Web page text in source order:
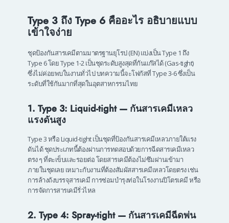
Type 3 ถึง Type 6 คืออะไร อธิบายแบบ
เข้าใจง่าย
ชุดป้องกันสารเคมีตามมาตรฐานยุโรป (EN) แบ่งเป็น Type 1 ถึง
Type 6 โดย Type 1-2 เป็นชุดระดับสูงสุดที่กันแก๊สได้ (Gas-tight)
ซึ่งไม่ค่อยพบในงานทั่วไป บทความนี้จะโฟกัสที่ Type 3-6 ซึ่งเป็น
ระดับที่ใช้กันมากที่สุดในอุตสาหกรรมไทย
1. Type 3: Liquid-tight — กันสารเคมีเหลว
แรงดันสูง
Type 3 หรือ Liquid-tight เป็นชุดที่ป้องกันสารเคมีเหลวภายใต้แรง
ดันได้ ชุดประเภทนี้ต้องผ่านการทดสอบด้วยการฉีดสารเคมีเหลว
ตรง ๆ ที่ตะเข็บและรอยต่อ โดยสารเคมีต้องไม่ซึมผ่านเข้ามา
ภายในชุดเลย เหมาะกับงานที่ต้องสัมผัสสารเคมีเหลวโดยตรง เช่น
การล้างถังบรรจุสารเคมี การซ่อมบำรุงท่อในโรงงานปิโตรเคมี หรือ
การจัดการสารเคมีรั่วไหล
2. Type 4: Spray-tight — กันสารเคมีฉีดพ่น